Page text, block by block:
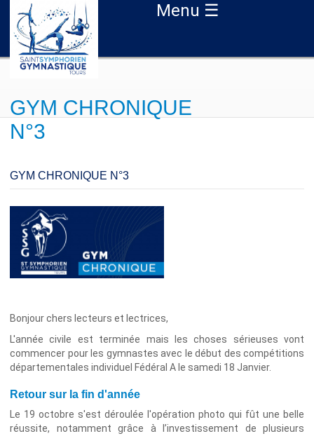
Aller au contenu principal Menu ☰
GYM CHRONIQUE
N°3
GYM CHRONIQUE N°3
Bonjour chers lecteurs et lectrices,
L'année civile est terminée mais les choses sérieuses vont
commencer pour les gymnastes avec le début des compétitions
départementales individuel Fédéral A le samedi 18 Janvier.
Retour sur la fin d'année
Le 19 octobre s'est déroulée l'opération photo qui fût une belle
réussite, notamment grâce à l’investissement de plusieurs